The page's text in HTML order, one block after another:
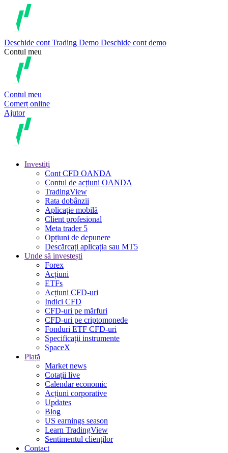
Deschide cont Trading Demo Deschide cont demo
Contul meu
Contul meu
Comerț online
Ajutor
Investiți
Cont CFD OANDA
Contul de acțiuni OANDA
TradingView
Rata dobânzii
Aplicație mobilă
Client profesional
Meta trader 5
Opțiuni de depunere
Descărcați aplicația sau MT5
Unde să investești
Forex
Acțiuni
ETFs
Acțiuni CFD-uri
Indici CFD
CFD-uri pe mărfuri
CFD-uri pe criptomonede
Fonduri ETF CFD-uri
Specificații instrumente
SpaceX
Piață
Market news
Cotații live
Calendar economic
Acțiuni corporative
Updates
Blog
US earnings season
Learn TradingView
Sentimentul clienților
Contact